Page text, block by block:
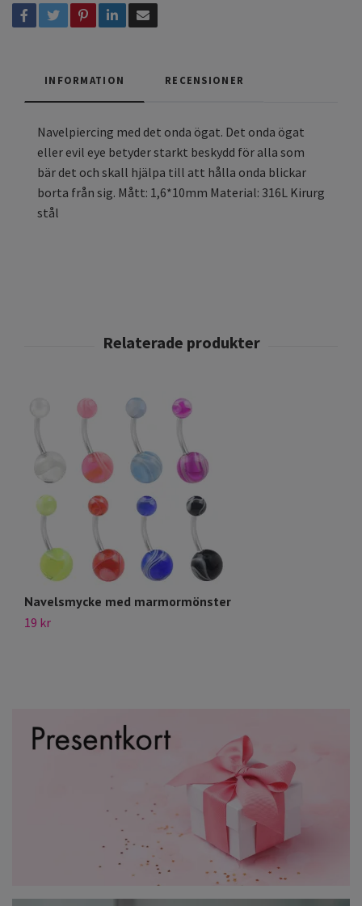
INFORMATION RECENSIONER
Navelpiercing med det onda ögat. Det onda ögat
eller evil eye betyder starkt beskydd för alla som
bär det och skall hjälpa till att hålla onda blickar
borta från sig. Mått: 1,6*10mm Material: 316L Kirurg
stål
Navelsmycke med marmormönster
19 kr